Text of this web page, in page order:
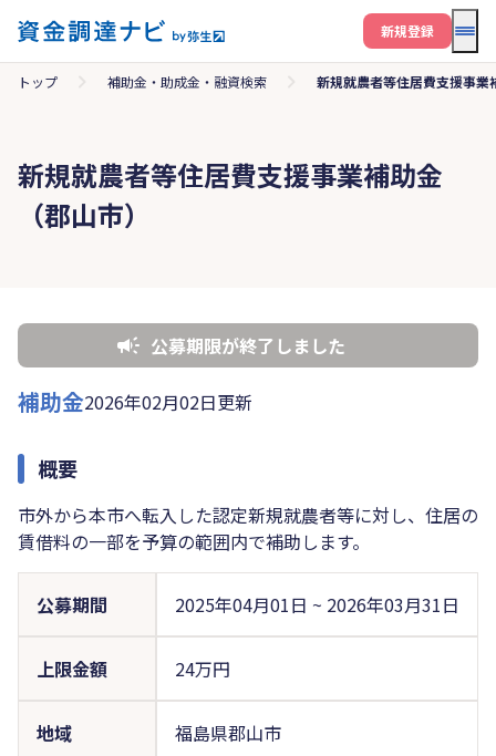
メ
新規登録
トップ 補助金・助成金・融資検索 新規就農者等住居費支援事業
新規就農者等住居費支援事業補助金
（郡山市）
公募期限が終了しました
補助金2026年02月02日更新
概要
市外から本市へ転入した認定新規就農者等に対し、住居の
賃借料の一部を予算の範囲内で補助します。
公募期間 2025年04月01日 ~ 2026年03月31日
上限金額 24万円
地域 福島県郡山市